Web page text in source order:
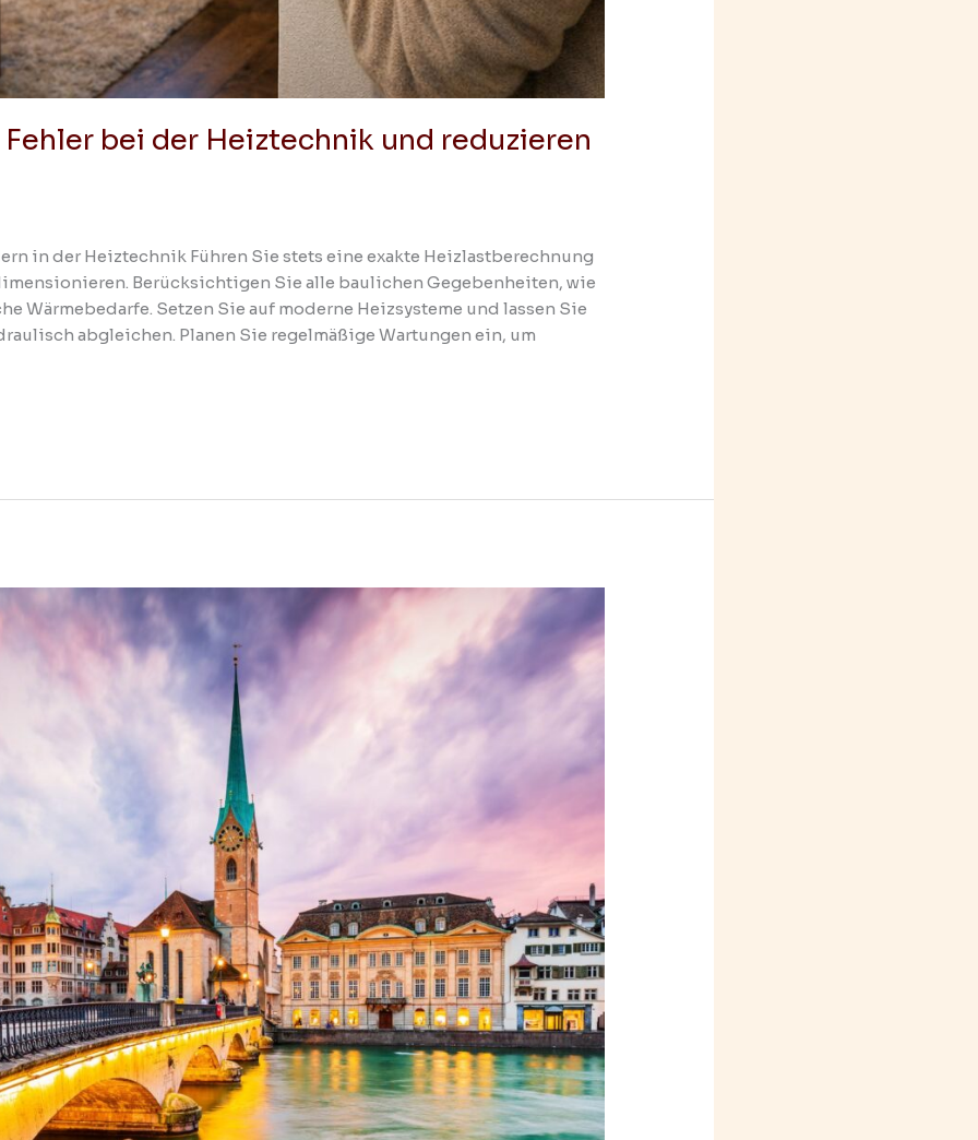
bei der Heiztechnik und reduzieren
in der Heiztechnik Führen Sie stets eine exakte Heizlastberechnung
Berücksichtigen Sie alle baulichen Gegebenheiten, wie
Wärmebedarfe. Setzen Sie auf moderne Heizsysteme und lassen Sie
abgleichen. Planen Sie regelmäßige Wartungen ein, um